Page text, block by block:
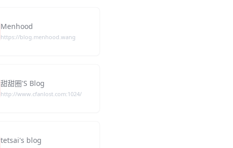
Menhood
https://blog.menhood.wang
甜甜圈'S Blog
http://www.cfanlost.com:1024/
tetsai's blog